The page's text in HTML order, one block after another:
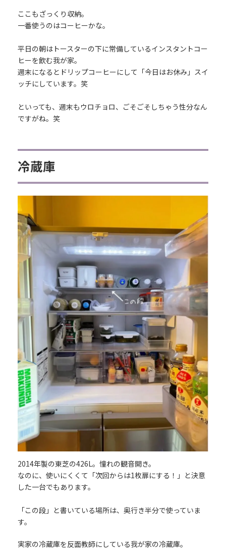
ここもざっくり収納。
一番使うのはコーヒーかな。
平日の朝はトースターの下に常備しているインスタントコー
ヒーを飲む我が家。
週末になるとドリップコーヒーにして「今日はお休み」スイ
ッチにしています。笑
といっても、週末もウロチョロ、ごそごそしちゃう性分なん
ですがね。笑
冷蔵庫
2014年製の東芝の426L。憧れの観音開き。
なのに、使いにくくて「次回からは1枚扉にする！」と決意
した一台でもあります。
「この段」と書いている場所は、奥行き半分で使っていま
す。
実家の冷蔵庫を反面教師にしている我が家の冷蔵庫。